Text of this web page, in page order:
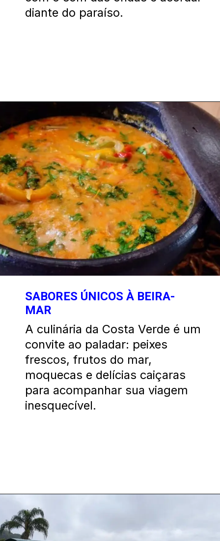
diante do paraíso.
Opening https://costaverdelinda.com.br/angra-dos-reis-centro/
A culinária da Costa Verde é um
convite ao paladar: peixes
frescos, frutos do mar,
moquecas e delícias caiçaras
para acompanhar sua viagem
inesquecível.
SABORES ÚNICOS À BEIRA-
MAR
Opening